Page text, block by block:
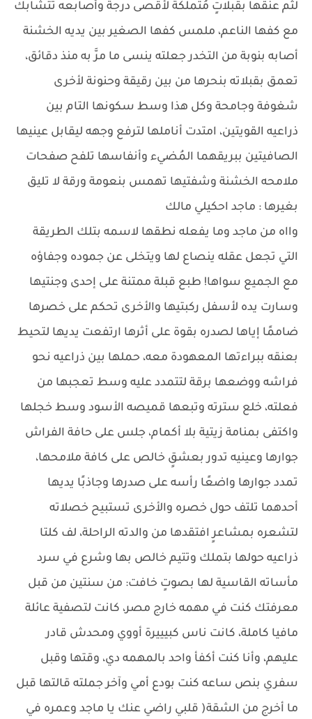
لثم عنقها بقبلاتٍ مُتملكة لأقصى درجة وأصابعه تتشابك
مع كفها الناعم، ملمس كفها الصغير بين يديه الخشنة
أصابه بنوبة من التخدر جعلته ينسى ما مرَّ به منذ دقائق،
تعمق بقبلاته بنحرها من بين رقيقة وحنونة لأخرى
شغوفة وجامحة وكل هذا وسط سكونها التام بين
ذراعيه القويتين، امتدت أناملها لترفع وجهه ليقابل عينيها
الصافيتين ببريقهما المُضيء وأنفاسها تلفح صفحات
ملامحه الخشنة وشفتيها تهمس بنعومة ورقة لا تليق
بغيرها : ماجد احكيلي مالك
وااه من ماجد وما يفعله نطقها لاسمه بتلك الطريقة
التي تجعل عقله ينصاع لها ويتخلى عن جموده وجفاؤه
مع الجميع سواها! طبع قبلة ممتنة على إحدى وجنتيها
وسارت يده لأسفل ركبتيها والأخرى تحكم على خصرها
ضاممًا إياها لصدره بقوة على أثرها ارتفعت يديها لتحيط
بعنقه ببراءتها المعهودة معه، حملها بين ذراعيه نحو
فراشه ووضعها برقة لتتمدد عليه وسط تعجبها من
فعلته، خلع سترته وتبعها قميصه الأسود وسط خجلها
واكتفى بمنامة زيتية بلا أكمام، جلس على حافة الفراش
جوارها وعينيه تدور بعشقٍ خالص على كافة ملامحها،
تمدد جوارها واضعًا رأسه على صدرها وجاذبًا يديها
أحدهما تلتف حول خصره والأخرى تستبيح خصلاته
لتشعره بمشاعرٍ افتقدها من والدته الراحلة، لف كلتا
ذراعيه حولها بتملك وتتيم خالص بها وشرع في سرد
مأساته القاسية لها بصوتٍ خافت: من سنتين من قبل
معرفتك كنت في مهمه خارج مصر، كانت لتصفية عائلة
مافيا كاملة، كانت ناس كبيييرة أووي ومحدش قادر
عليهم، وأنا كنت أكفأ واحد بالمهمه دي، وقتها وقبل
سفري بنص ساعه كنت بودع أمي وآخر جملته قالتها قبل
ما أخرج من الشقة( قلبي راضي عنك يا ماجد وعمره في